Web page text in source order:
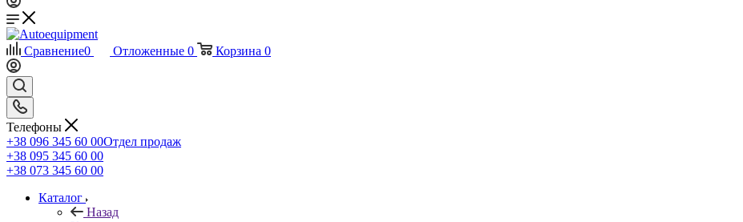
Сравнение0 Отложенные 0 Корзина 0
Телефоны
+38 096 345 60 00Отдел продаж
+38 095 345 60 00
+38 073 345 60 00
Каталог
Назад